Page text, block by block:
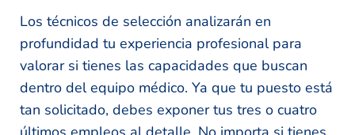
Los técnicos de selección analizarán en
profundidad tu experiencia profesional para
valorar si tienes las capacidades que buscan
dentro del equipo médico. Ya que tu puesto está
tan solicitado, debes exponer tus tres o cuatro